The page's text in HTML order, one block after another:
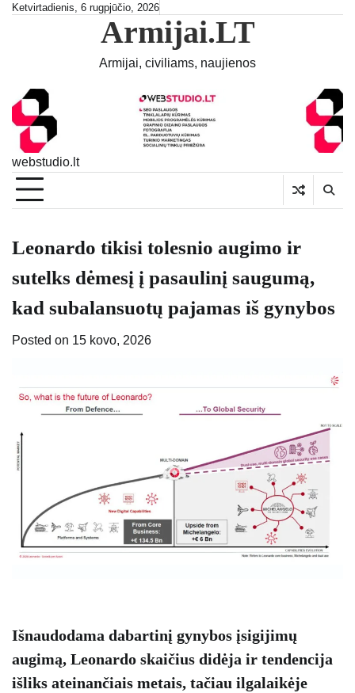
SkipKetvirtadienis, 6 rugpjūčio, 2026
Armijai.LT
Armijai, civiliams, naujienos
webstudio.lt
Leonardo tikisi tolesnio augimo ir
sutelks dėmesį į pasaulinį saugumą,
kad subalansuotų pajamas iš gynybos
Posted on 15 kovo, 2026
Išnaudodama dabartinį gynybos įsigijimų
augimą, Leonardo skaičius didėja ir tendencija
išliks ateinančiais metais, tačiau ilgalaikėje